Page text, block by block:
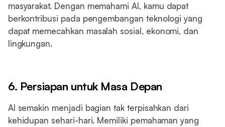
masyarakat. Dengan memahami AI, kamu dapat
berkontribusi pada pengembangan teknologi yang
dapat memecahkan masalah sosial, ekonomi, dan
lingkungan.
6. Persiapan untuk Masa Depan
AI semakin menjadi bagian tak terpisahkan dari
kehidupan sehari-hari. Memiliki pemahaman yang